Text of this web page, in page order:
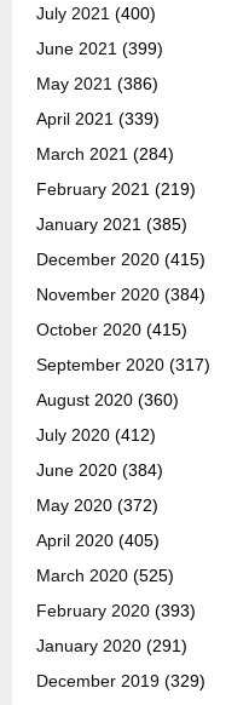
July 2021 (400)
June 2021 (399)
May 2021 (386)
April 2021 (339)
March 2021 (284)
February 2021 (219)
January 2021 (385)
December 2020 (415)
November 2020 (384)
October 2020 (415)
September 2020 (317)
August 2020 (360)
July 2020 (412)
June 2020 (384)
May 2020 (372)
April 2020 (405)
March 2020 (525)
February 2020 (393)
January 2020 (291)
December 2019 (329)